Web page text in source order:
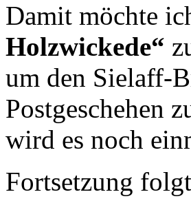
Damit möchte
Holzwickede“
um den Sielaff-
Postgeschehen
wird es noch
Fortsetzung folgt